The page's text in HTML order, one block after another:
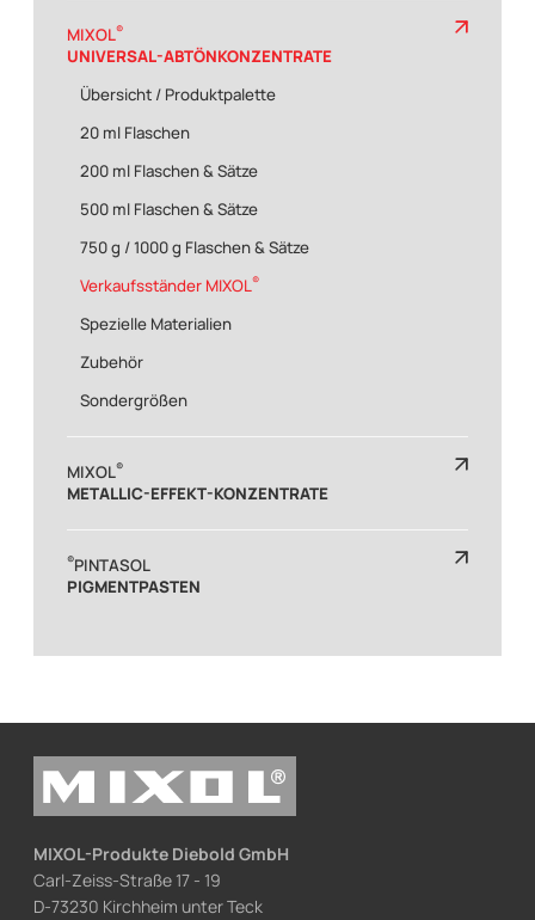
MIXOL®
UNIVERSAL-ABTÖNKONZENTRATE
Übersicht / Produktpalette
20 ml Flaschen
200 ml Flaschen & Sätze
500 ml Flaschen & Sätze
750 g / 1000 g Flaschen & Sätze
Verkaufsständer MIXOL®
Spezielle Materialien
Zubehör
Sondergrößen
MIXOL®
METALLIC-EFFEKT-KONZENTRATE
®PINTASOL
PIGMENTPASTEN
MIXOL-Produkte Diebold GmbH
Carl-Zeiss-Straße 17 - 19
D-73230 Kirchheim unter Teck